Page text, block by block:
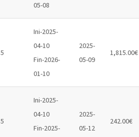
05-08
5
Ini-2025-
04-10
Fin-2026-
01-10
2025-
05-09
1,815.00€
5
Ini-2025-
04-10
Fin-2025-
2025-
05-12
242.00€